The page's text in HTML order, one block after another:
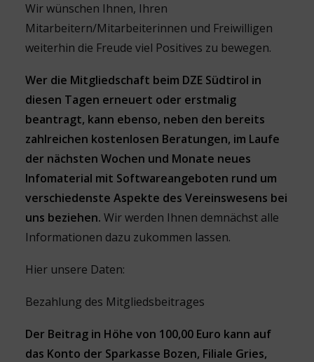
Wir wünschen Ihnen, Ihren
Mitarbeitern/Mitarbeiterinnen und Freiwilligen
weiterhin die Freude viel Positives zu bewegen.
Wer die Mitgliedschaft beim DZE Südtirol in
diesen Tagen erneuert oder erstmalig
beantragt, kann ebenso, neben den bereits
zahlreichen kostenlosen Beratungen, im Laufe
der nächsten Wochen und Monate neues
Infomaterial mit Softwareangeboten rund um
verschiedenste Aspekte des Vereinswesens bei
uns beziehen. Wir werden Ihnen demnächst alle
Informationen dazu zukommen lassen.
Hier unsere Daten:
Bezahlung des Mitgliedsbeitrages
Der Beitrag in Höhe von 100,00 Euro kann auf
das Konto der Sparkasse Bozen, Filiale Gries,